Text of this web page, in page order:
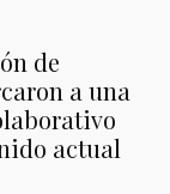
de
a una
actual